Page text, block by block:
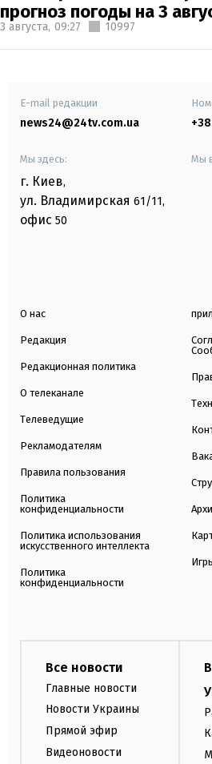
прогноз погоды на 3
3 августа, 09:27 10997
E-mail редакции
news24@24tv.com.ua
Мы здесь:
г. Киев,
ул. Владимирская 61/11,
офис 50
Мы
О нас
Редакция
Редакционная политика
О телеканале
Телеведущие
Рекламодателям
Правила пользования
Политика
конфиденциальности
Политика использования
искусственного интеллекта
Политика
конфиденциальности
Все новости
Главные новости
Новости Украины
Прямой эфир
Видеоновости